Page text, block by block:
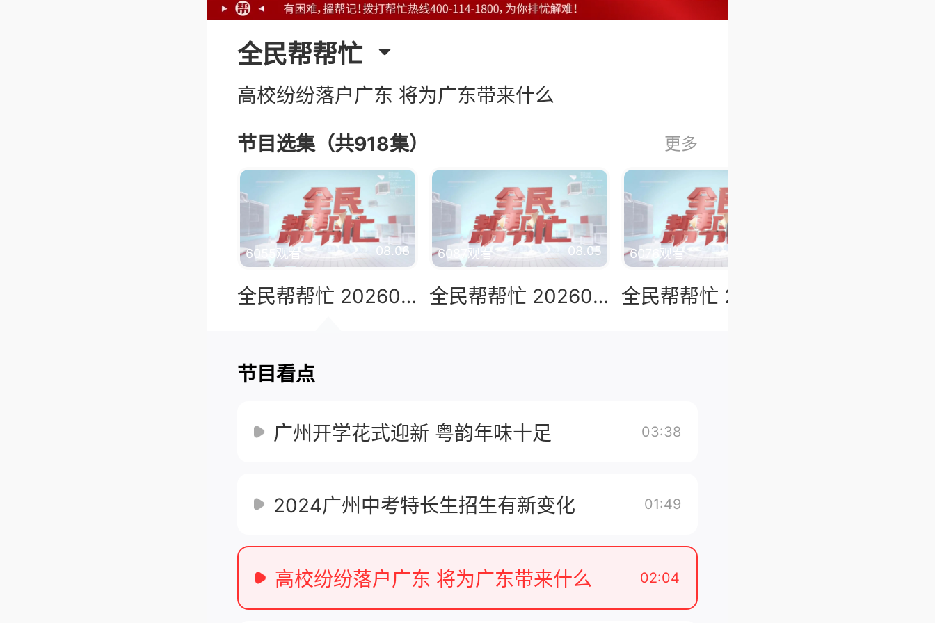
全民帮帮忙
高校纷纷落户广东 将为广东带来什么
节目选集（共918集） 更多
6055观看 08.06
全民帮帮忙 20260806
6087观看 08.05
全民帮帮忙 20260805
6076观看
节目看点
广州开学花式迎新 粤韵年味十足 03:38
2024广州中考特长生招生有新变化 01:49
高校纷纷落户广东 将为广东带来什么 02:04